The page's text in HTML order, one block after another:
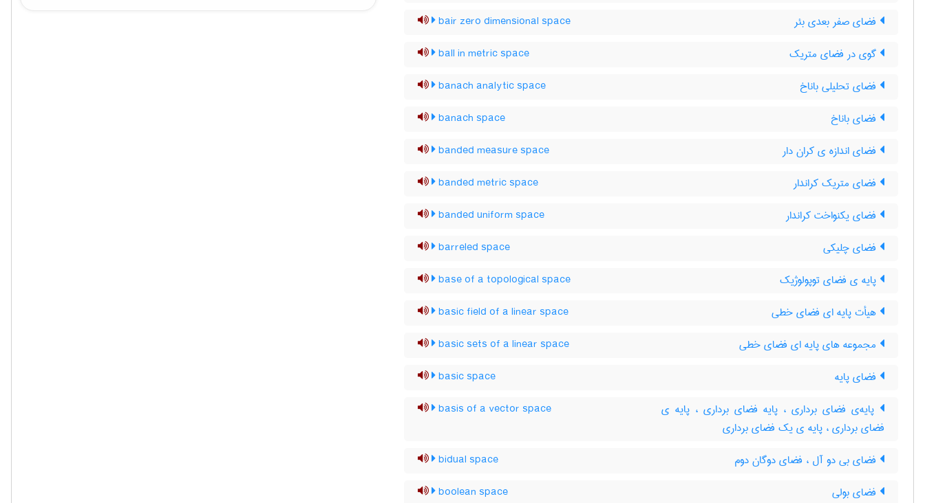
فضای صفر بعدی بئر bair zero dimensional space
گوی در فضای متریک ball in metric space
فضای تحلیلی باناخ banach analytic space
فضای باناخ banach space
فضای اندازه ی کران دار banded measure space
فضای متریک کراندار banded metric space
فضای یکنواخت کراندار banded uniform space
فضای چلیکی barreled space
پایه ی فضای توپولوژیک base of a topological space
هیأت پایه ای فضای خطی basic field of a linear space
مجموعه های پایه ای فضای خطی basic sets of a linear space
فضای پایه basic space
پایه‌ی فضای برداری ، پایه فضای برداری ، پایه ی
فضای برداری ، پایه ی یک فضای برداری
basis of a vector space
فضای بی دو آل ، فضای دوگان دوم bidual space
فضای بولی boolean space